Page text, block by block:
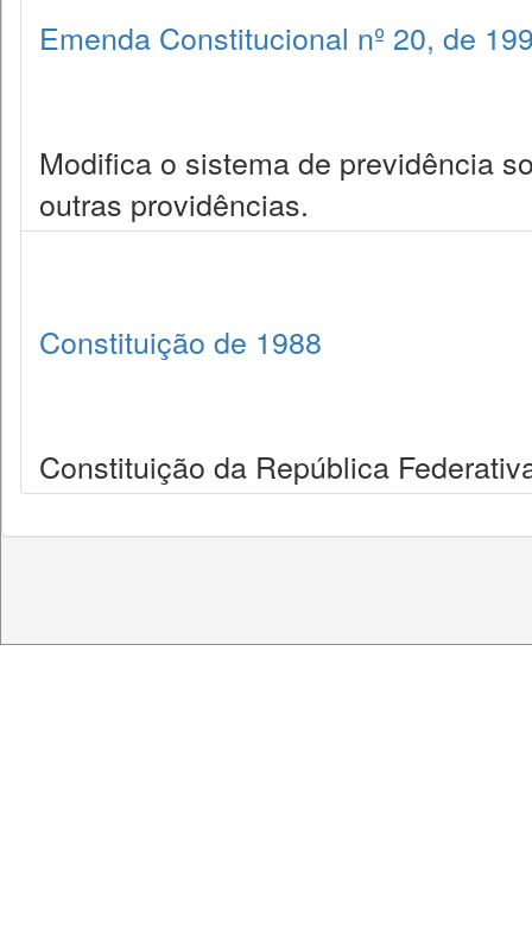
Emenda Constitucional nº 20, de
Modifica o sistema de previdência
outras providências.
Constituição de 1988
Constituição da República